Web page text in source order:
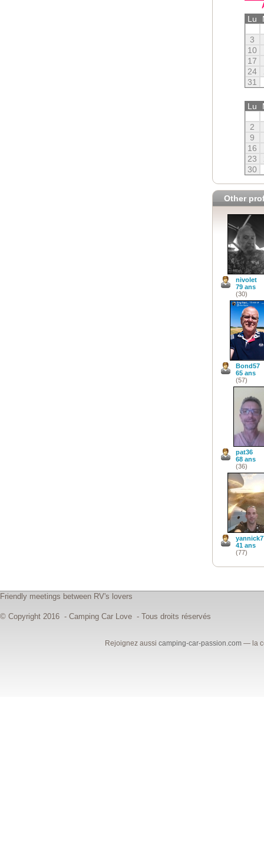
Lu
3
10
17
24
31
Lu
2
9
16
23
30
Other
nivolet
79 ans
(30)
Bond57
65 ans
(57)
pat36
68 ans
(36)
41 ans
(77)
Friendly meetings between RV's lovers
© Copyright 2016 - Camping Car Love - Tous droits réservés
Rejoignez aussicamping-car-passion.com — la